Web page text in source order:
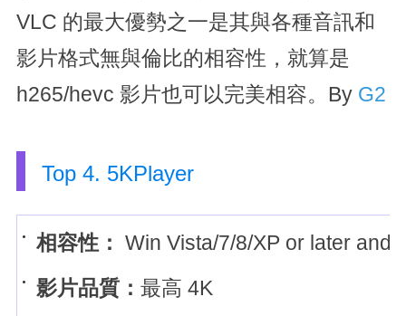
VLC 的最大優勢之一是其與各種音訊和
影片格式無與倫比的相容性，就算是
h265/hevc 影片也可以完美相容。By G2
Top 4. 5KPlayer
相容性： Win Vista/7/8/XP or later and
影片品質： 最高 4K